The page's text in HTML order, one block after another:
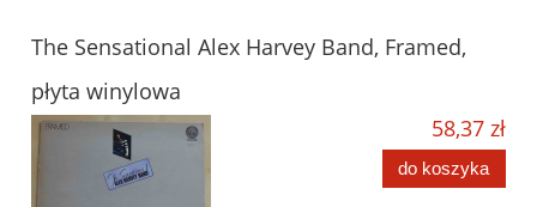
The Sensational Alex Harvey Band, Framed,
płyta winylowa
58,37 zł
do koszyka